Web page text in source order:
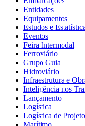
Entidades
Equipamentos
Estudos e
Eventos
Feira Intermodal
Ferroviário
Grupo Guia
Hidroviário
Infraestrutura e
Inteligência nos
Lançamento
Logística
Logística de
Marítimo